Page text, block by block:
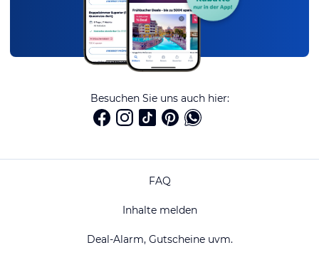
Besuchen Sie uns auch hier:
FAQ
Inhalte melden
Deal-Alarm, Gutscheine uvm.